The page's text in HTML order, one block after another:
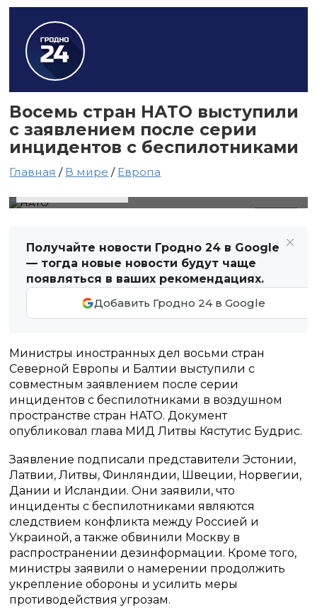
Восемь стран НАТО выступили
с заявлением после серии
инцидентов с беспилотниками
Главная / В мире / Европа
Получайте новости Гродно 24 в Google
— тогда новые новости будут чаще
появляться в ваших рекомендациях.
Добавить Гродно 24 в Google
Министры иностранных дел восьми стран
Северной Европы и Балтии выступили с
совместным заявлением после серии
инцидентов с беспилотниками в воздушном
пространстве стран НАТО. Документ
опубликовал глава МИД Литвы Кястутис Будрис.
Заявление подписали представители Эстонии,
Латвии, Литвы, Финляндии, Швеции, Норвегии,
Дании и Исландии. Они заявили, что
инциденты с беспилотниками являются
следствием конфликта между Россией и
Украиной, а также обвинили Москву в
распространении дезинформации. Кроме того,
министры заявили о намерении продолжить
укрепление обороны и усилить меры
противодействия угрозам.